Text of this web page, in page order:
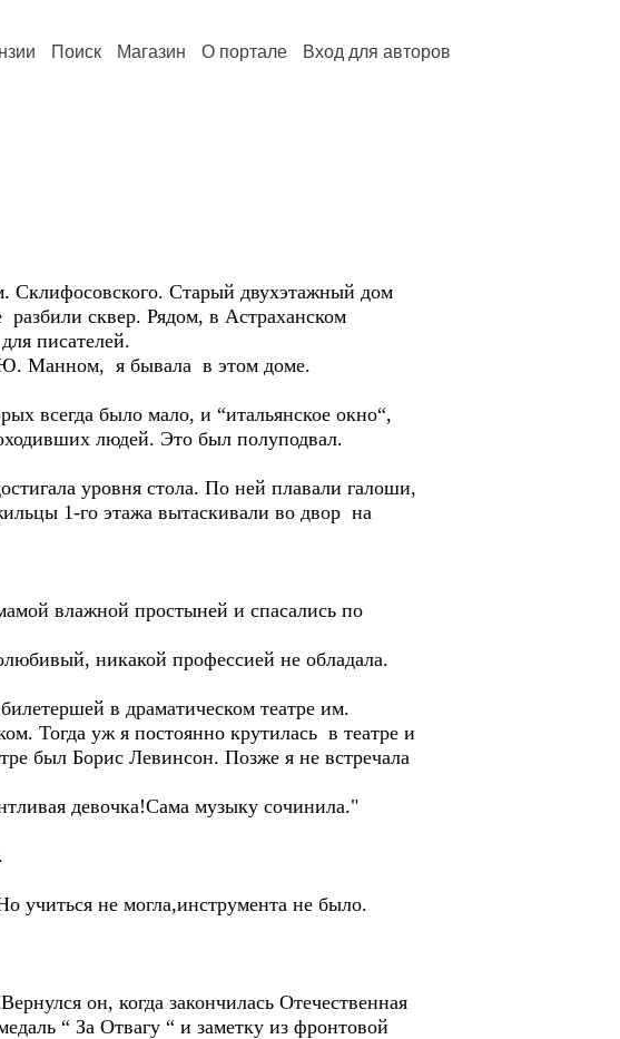
Поиск Магазин О портале Вход для авторов
Склифосовского. Старый двухэтажный дом
сквер. Рядом, в Астраханском
писателей.
Ю. Манном, я бывала в этом доме.
всегда было мало, и “итальянское окно“,
людей. Это был полуподвал.
уровня стола. По ней плавали галоши,
1-го этажа вытаскивали во двор на
влажной простыней и спасались по
никакой профессией не обладала.
в драматическом театре им.
Тогда уж я постоянно крутилась в театре и
был Борис Левинсон. Позже я не встречала
девочка!Сама музыку сочинила."
учиться не могла,инструмента не было.
он, когда закончилась Отечественная
“ За Отвагу “ и заметку из фронтовой